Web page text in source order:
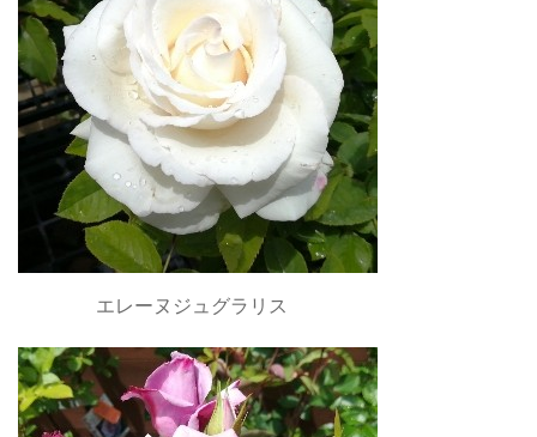
エレーヌジュグラリス